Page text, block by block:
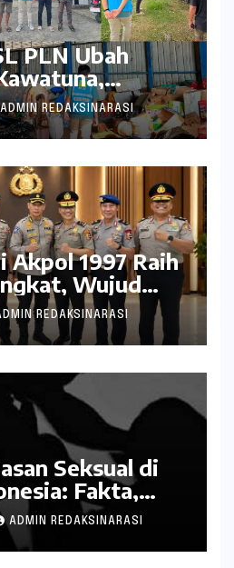
PLN Ubah
Bernilai Ekonomi
ADMIN REDAKSINARASI
Akpol 1997 Raih
Wujud
atas Pengabdian
REDAKSINARASI
Seksual di
Fakta,
dan Tantangan
ADMIN REDAKSINARASI